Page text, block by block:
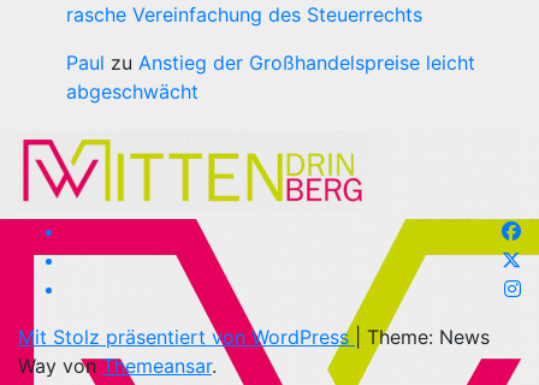
rasche Vereinfachung des Steuerrechts
Paul zu Anstieg der Großhandelspreise leicht
abgeschwächt
Mit Stolz präsentiert von WordPress
Theme: News
Way vonThemeansar.